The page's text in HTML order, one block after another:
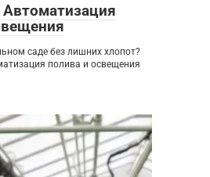
саде без лишних хлопот?
полива и освещения